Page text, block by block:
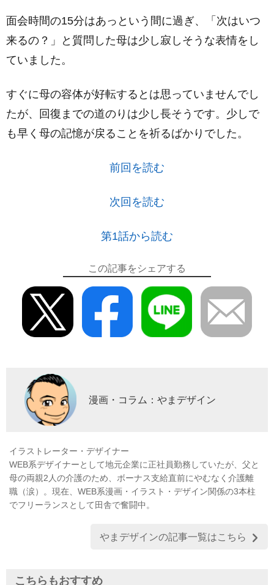
面会時間の15分はあっという間に過ぎ、「次はいつ
来るの？」と質問した母は少し寂しそうな表情をし
ていました。
すぐに母の容体が好転するとは思っていませんでし
たが、回復までの道のりは少し長そうです。少しで
も早く母の記憶が戻ることを祈るばかりでした。
前回を読む
次回を読む
第1話から読む
この記事をシェアする
漫画・コラム：やまデザイン
イラストレーター・デザイナー
WEB系デザイナーとして地元企業に正社員勤務していたが、父と
母の両親2人の介護のため、ボーナス支給直前にやむなく介護離
職（涙）。現在、WEB系漫画・イラスト・デザイン関係の3本柱
でフリーランスとして田舎で奮闘中。
やまデザインの記事一覧はこちら
こちらもおすすめ